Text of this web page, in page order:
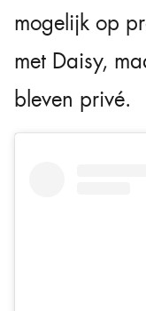
mogelijk op
met Daisy,
bleven privé.